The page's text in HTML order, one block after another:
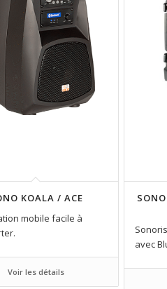
KOALA / ACE
mobile facile à
Voir les détails
avec